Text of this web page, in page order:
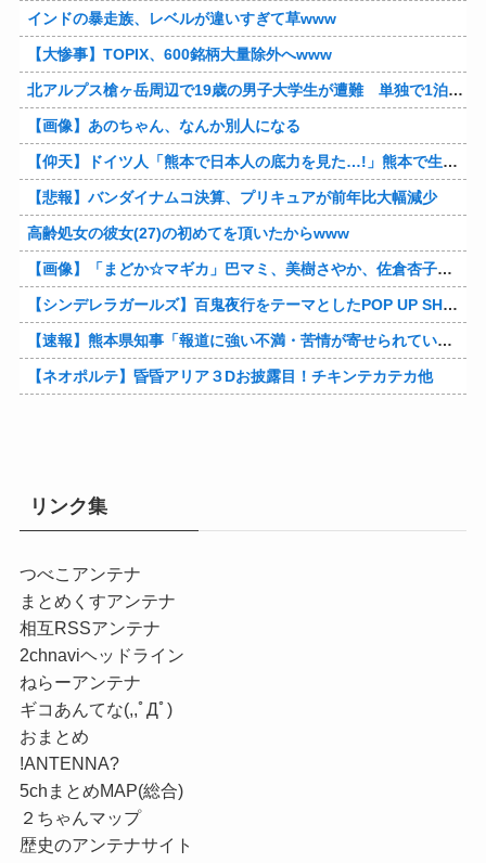
インドの暴走族、レベルが違いすぎて草www
【大惨事】TOPIX、600銘柄大量除外へwww
北アルプス槍ヶ岳周辺で19歳の男子大学生が遭難 単独で1泊2日の予定で入山も連絡取れず 警察が9日以降捜索予定
【画像】あのちゃん、なんか別人になる
【仰天】ドイツ人「熊本で日本人の底力を見た…!」熊本で生まれて初めて震度7の大地震を経験したドイツ人。直後、日本人たちの行動に衝撃を受けてしまう…
【悲報】バンダイナムコ決算、プリキュアが前年比大幅減少
高齢処女の彼女(27)の初めてを頂いたからwww
【画像】「まどか☆マギカ」巴マミ、美樹さやか、佐倉杏子エロすぎ放課後えんこーハメ撮りどぴゅどぴゅエチエチが最高すぎる❣
【シンデレラガールズ】百鬼夜行をテーマとしたPOP UP SHOPが東京・大阪にて開催
【速報】熊本県知事「報道に強い不満・苦情が寄せられている」→TBSの報道特集がまさにそれな件他
【ネオポルテ】昏昏アリア３Dお披露目！チキンテカテカ他
リンク集
つべこアンテナ
まとめくすアンテナ
相互RSSアンテナ
2chnaviヘッドライン
ねらーアンテナ
ギコあんてな(,,ﾟДﾟ)
おまとめ
!ANTENNA?
5chまとめMAP(総合)
２ちゃんマップ
歴史のアンテナサイト